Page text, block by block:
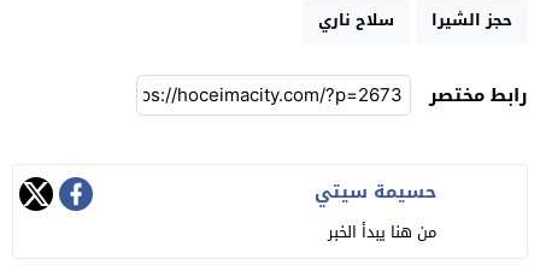
حجز الشيرا
سلاح ناري
رابط مختصر
حسيمة سيتي
من هنا يبدأ الخبر